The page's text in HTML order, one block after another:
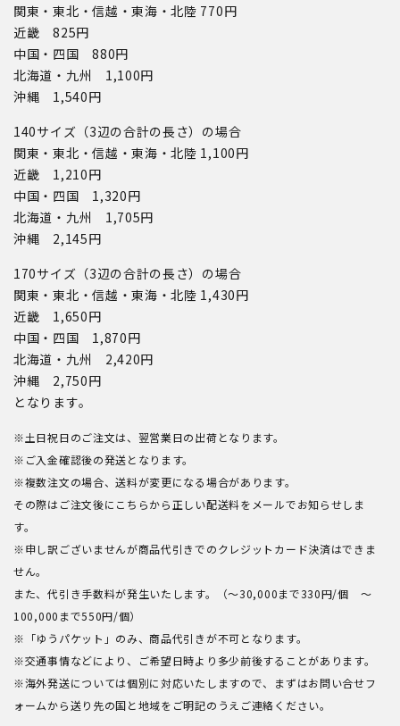
関東・東北・信越・東海・北陸 770円
近畿 825円
中国・四国 880円
北海道・九州 1,100円
沖縄 1,540円
140サイズ（3辺の合計の長さ）の場合
関東・東北・信越・東海・北陸 1,100円
近畿 1,210円
中国・四国 1,320円
北海道・九州 1,705円
沖縄 2,145円
170サイズ（3辺の合計の長さ）の場合
関東・東北・信越・東海・北陸 1,430円
近畿 1,650円
中国・四国 1,870円
北海道・九州 2,420円
沖縄 2,750円
となります。
※土日祝日のご注文は、翌営業日の出荷となります。
※ご入金確認後の発送となります。
※複数注文の場合、送料が変更になる場合があります。
その際はご注文後にこちらから正しい配送料をメールでお知らせしま
す。
※申し訳ございませんが商品代引きでのクレジットカード決済はできま
せん。
また、代引き手数料が発生いたします。（～30,000まで330円/個 ～
100,000まで550円/個）
※「ゆうパケット」のみ、商品代引きが不可となります。
※交通事情などにより、ご希望日時より多少前後することがあります。
※海外発送については個別に対応いたしますので、まずはお問い合せフ
ォームから送り先の国と地域をご明記のうえご連絡ください。